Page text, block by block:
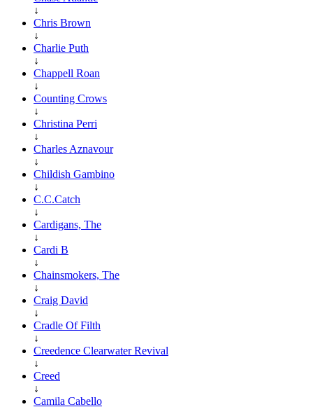
↓
Chris Brown
↓
Charlie Puth
↓
Chappell Roan
↓
Counting Crows
↓
Christina Perri
↓
Charles Aznavour
↓
Childish Gambino
↓
C.C.Catch
↓
Cardigans, The
↓
Cardi B
↓
Chainsmokers, The
↓
Craig David
↓
Cradle Of Filth
↓
Creedence Clearwater Revival
↓
Creed
↓
Camila Cabello